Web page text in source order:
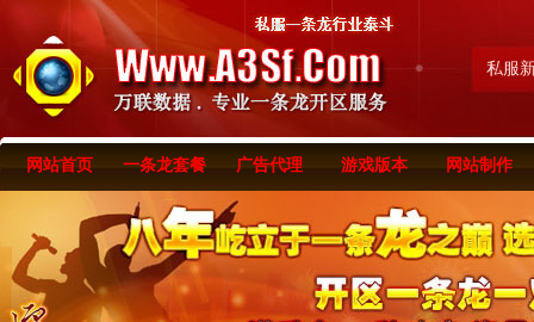
私服
网站首页 一条龙套餐 广告代理 游戏版本 网站制作